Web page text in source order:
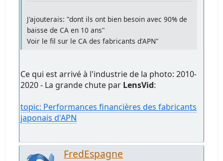
J'ajouterais: "dont ils ont bien besoin avec 90% de
baisse de CA en 10 ans"
Voir le fil sur le CA des fabricants d'APN"
Ce qui est arrivé à l'industrie de la photo: 2010-
2020 - La grande chute par LensVid:
topic: Performances financières des fabricants
japonais d'APN
FredEspagne